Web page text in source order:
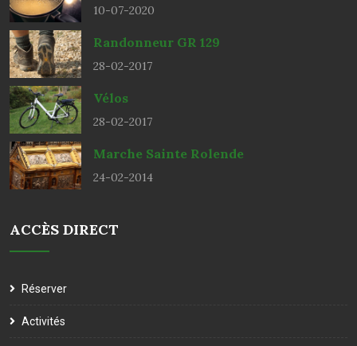
10-07-2020
Randonneur GR 129
28-02-2017
Vélos
28-02-2017
Marche Sainte Rolende
24-02-2014
ACCÈS DIRECT
Réserver
Activités